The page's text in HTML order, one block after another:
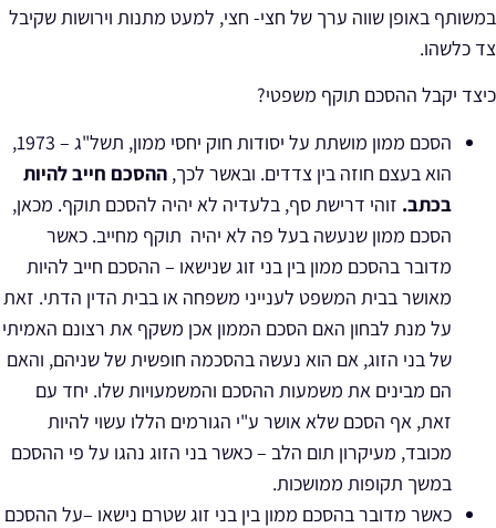
במשותף באופן שווה ערך של חצי- חצי, למעט מתנות וירושות שקיבל
צד כלשהו.
כיצד יקבל ההסכם תוקף משפטי?
הסכם ממון מושתת על יסודות חוק יחסי ממון, תשל"ג – 1973,
הוא בעצם חוזה בין צדדים. ובאשר לכך, ההסכם חייב להיות
בכתב. זוהי דרישת סף, בלעדיה לא יהיה להסכם תוקף. מכאן,
הסכם ממון שנעשה בעל פה לא יהיה תוקף מחייב. כאשר
מדובר בהסכם ממון בין בני זוג שנישאו – ההסכם חייב להיות
מאושר בבית המשפט לענייני משפחה או בבית הדין הדתי. זאת
על מנת לבחון האם הסכם הממון אכן משקף את רצונם האמיתי
של בני הזוג, אם הוא נעשה בהסכמה חופשית של שניהם, והאם
הם מבינים את משמעות ההסכם והמשמעויות שלו. יחד עם
זאת, אף הסכם שלא אושר ע"י הגורמים הללו עשוי להיות
מכובד, מעיקרון תום הלב – כאשר בני הזוג נהגו על פי ההסכם
במשך תקופות ממושכות.
כאשר מדובר בהסכם ממון בין בני זוג שטרם נישאו –על ההסכם